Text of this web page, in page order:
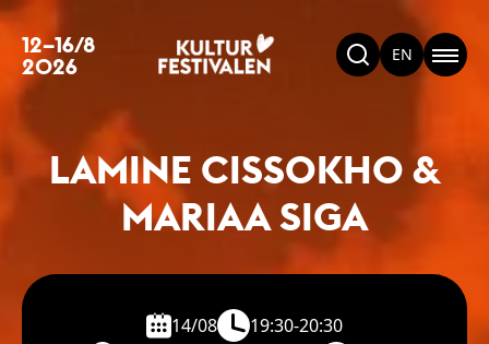
12–16/8
2026 EN
LAMINE CISSOKHO &
MARIAA SIGA
14/08
19:30-20:30